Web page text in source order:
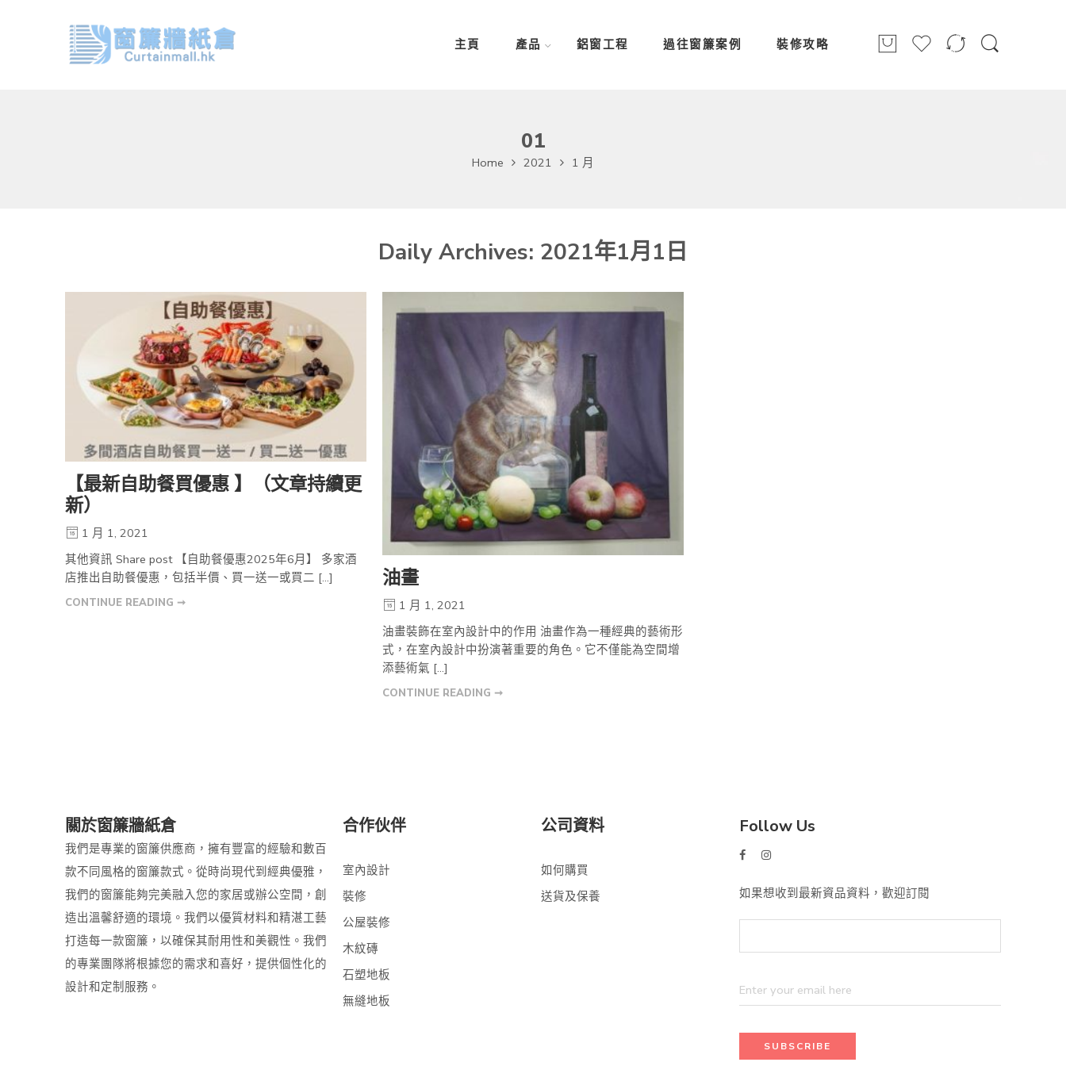
主頁 產品 鋁窗工程 過往窗簾案例 裝修攻略
01
Home 2021 1 月
Daily Archives: 2021年1月1日
【最新自助餐買優惠 】（文章持續更
新）
1 月 1, 2021
其他資訊 Share post 【自助餐優惠2025年6月】 多家酒
店推出自助餐優惠，包括半價、買一送一或買二 […]
CONTINUE READING ➞
油畫
1 月 1, 2021
油畫裝飾在室內設計中的作用 油畫作為一種經典的藝術形
式，在室內設計中扮演著重要的角色。它不僅能為空間增
添藝術氣 […]
CONTINUE READING ➞
關於窗簾牆紙倉
我們是專業的窗簾供應商，擁有豐富的經驗和數百
款不同風格的窗簾款式。從時尚現代到經典優雅，
我們的窗簾能夠完美融入您的家居或辦公空間，創
造出溫馨舒適的環境。我們以優質材料和精湛工藝
打造每一款窗簾，以確保其耐用性和美觀性。我們
的專業團隊將根據您的需求和喜好，提供個性化的
設計和定制服務。
合作伙伴
室內設計
裝修
公屋裝修
木紋磚
石塑地板
無縫地板
公司資料
如何購買
送貨及保養
Follow Us
如果想收到最新資品資料，歡迎訂閱